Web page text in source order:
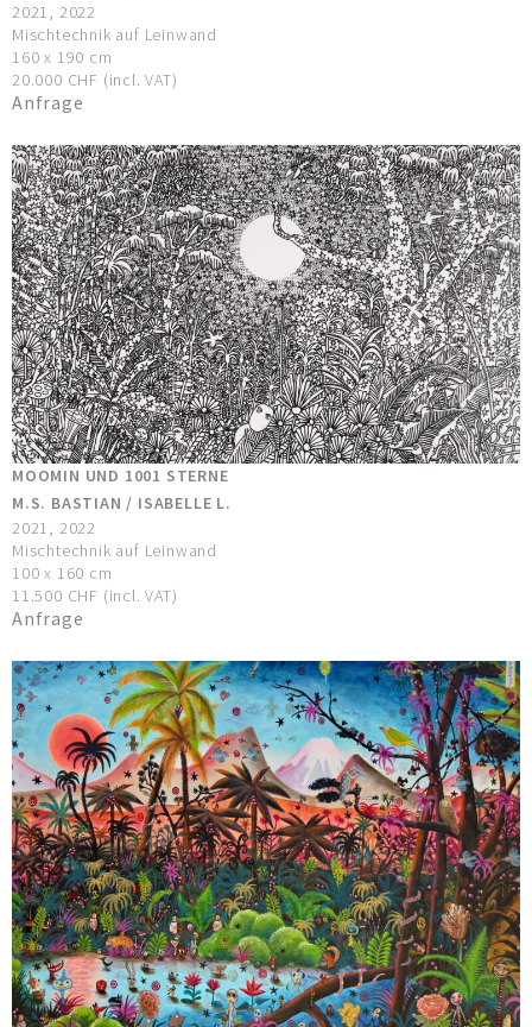
2021, 2022
Mischtechnik auf Leinwand
160 x 190 cm
20.000 CHF (incl. VAT)
Anfrage
MOOMIN UND 1001 STERNE
M.S. BASTIAN / ISABELLE L.
2021, 2022
Mischtechnik auf Leinwand
100 x 160 cm
11.500 CHF (incl. VAT)
Anfrage